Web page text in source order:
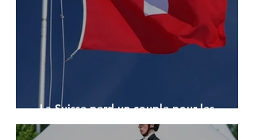
La Suisse perd un couple pour les
Championnats du Monde